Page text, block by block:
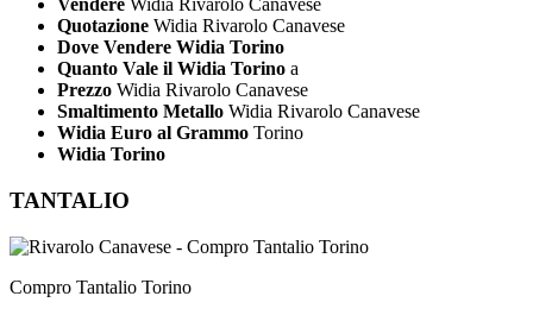
Vendere Widia Rivarolo Canavese
Quotazione Widia Rivarolo Canavese
Dove Vendere Widia Torino
Quanto Vale il Widia Torino a
Prezzo Widia Rivarolo Canavese
Smaltimento Metallo Widia Rivarolo Canavese
Widia Euro al Grammo Torino
Widia Torino
TANTALIO
Compro Tantalio Torino